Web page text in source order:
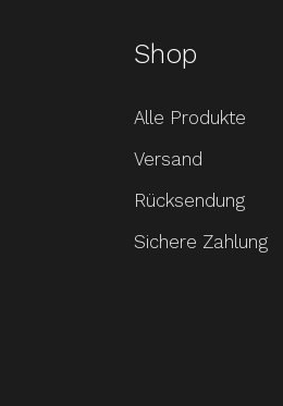
Shop
Alle Produkte
Versand
Rücksendung
Sichere Zahlung